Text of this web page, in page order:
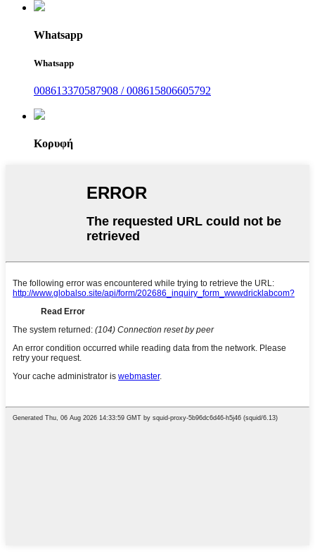
Whatsapp
Whatsapp
008613370587908 / 008615806605792
Κορυφή